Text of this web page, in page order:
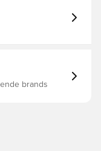
brands